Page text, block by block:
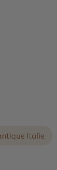
Italie